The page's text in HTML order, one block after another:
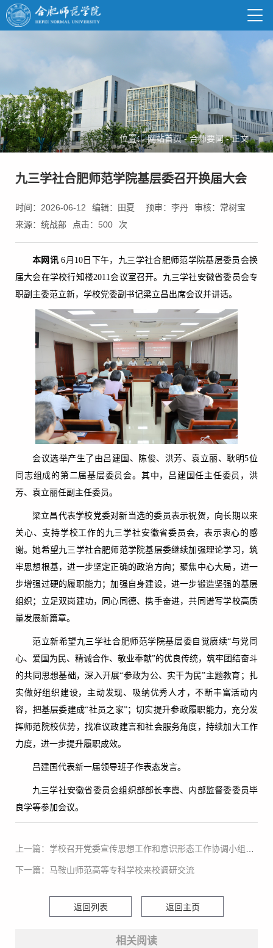
位置：网站首页-合师要闻-正文
九三学社合肥师范学院基层委召开换届大会
时间：2026-06-12 编辑：田夏 预审：李丹
审核：常树宝
来源：统战部
点击： 500 次
本网讯6月10日下午，九三学社合肥师范学院基层委员会换
届大会在学校行知楼2011会议室召开。九三学社安徽省委员会专
职副主委范立新，学校党委副书记梁立昌出席会议并讲话。
会议选举产生了由吕建国、陈俊、洪芳、袁立丽、耿明5位
同志组成的第二届基层委员会。其中，吕建国任主任委员，洪
芳、袁立丽任副主任委员。
梁立昌代表学校党委对新当选的委员表示祝贺，向长期以来
关心、支持学校工作的九三学社安徽省委员会，表示衷心的感
谢。她希望九三学社合肥师范学院基层委继续加强理论学习，筑
牢思想根基，进一步坚定正确的政治方向；聚焦中心大局，进一
步增强过硬的履职能力；加强自身建设，进一步锻造坚强的基层
组织；立足双岗建功，同心同德、携手奋进，共同谱写学校高质
量发展新篇章。
范立新希望九三学社合肥师范学院基层委自觉赓续“与党同
心、爱国为民、精诚合作、敬业奉献”的优良传统，筑牢团结奋斗
的共同思想基础，深入开展“参政为公、实干为民”主题教育；扎
实做好组织建设，主动发现、吸纳优秀人才，不断丰富活动内
容，把基层委建成“社员之家”；切实提升参政履职能力，充分发
挥师范院校优势，找准议政建言和社会服务角度，持续加大工作
力度，进一步提升履职成效。
吕建国代表新一届领导班子作表态发言。
九三学社安徽省委员会组织部部长李霞、内部监督委委员毕
良学等参加会议。
上一篇：学校召开党委宣传思想工作和意识形态工作协调小组2026年第二季度工作会议
下一篇：马鞍山师范高等专科学校来校调研交流
返回列表 返回主页
相关阅读